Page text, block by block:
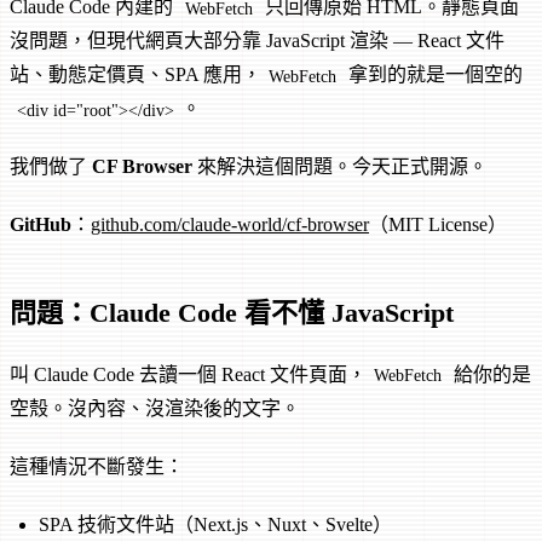
Claude Code 內建的 WebFetch
只回傳原始 HTML。靜態頁面
沒問題，但現代網頁大部分靠 JavaScript 渲染 — React 文件
站、動態定價頁、SPA 應用，
WebFetch 拿到的就是一個空的
<div id="root"></div> 。
我們做了 CF Browser 來解決這個問題。今天正式開源。
GitHub ： github.com/claude-world/cf-browser（MIT License）
問題：Claude Code 看不懂 JavaScript
叫 Claude Code 去讀一個 React 文件頁面， WebFetch
給你的是
空殼。沒內容、沒渲染後的文字。
這種情況不斷發生：
SPA 技術文件站（Next.js、Nuxt、Svelte）